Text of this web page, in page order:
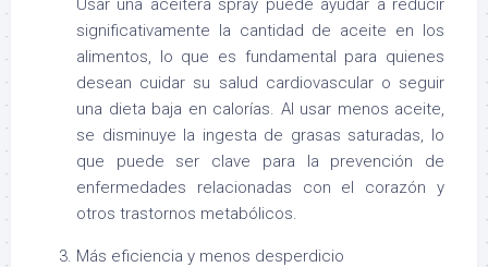
Usar una aceitera spray puede ayudar a reducir
significativamente la cantidad de aceite en los
alimentos, lo que es fundamental para quienes
desean cuidar su salud cardiovascular o seguir
una dieta baja en calorías. Al usar menos aceite,
se disminuye la ingesta de grasas saturadas, lo
que puede ser clave para la prevención de
enfermedades relacionadas con el corazón y
otros trastornos metabólicos.
Más eficiencia y menos desperdicio